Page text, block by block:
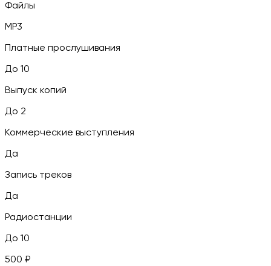
Файлы
MP3
Платные прослушивания
До 10
Выпуск копий
До 2
Коммерческие выступления
Да
Запись треков
Да
Радиостанции
До 10
500 ₽